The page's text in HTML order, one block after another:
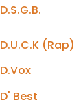
D.S.G.B.
D.U.C.K (Rap)
D.Vox
D' Best